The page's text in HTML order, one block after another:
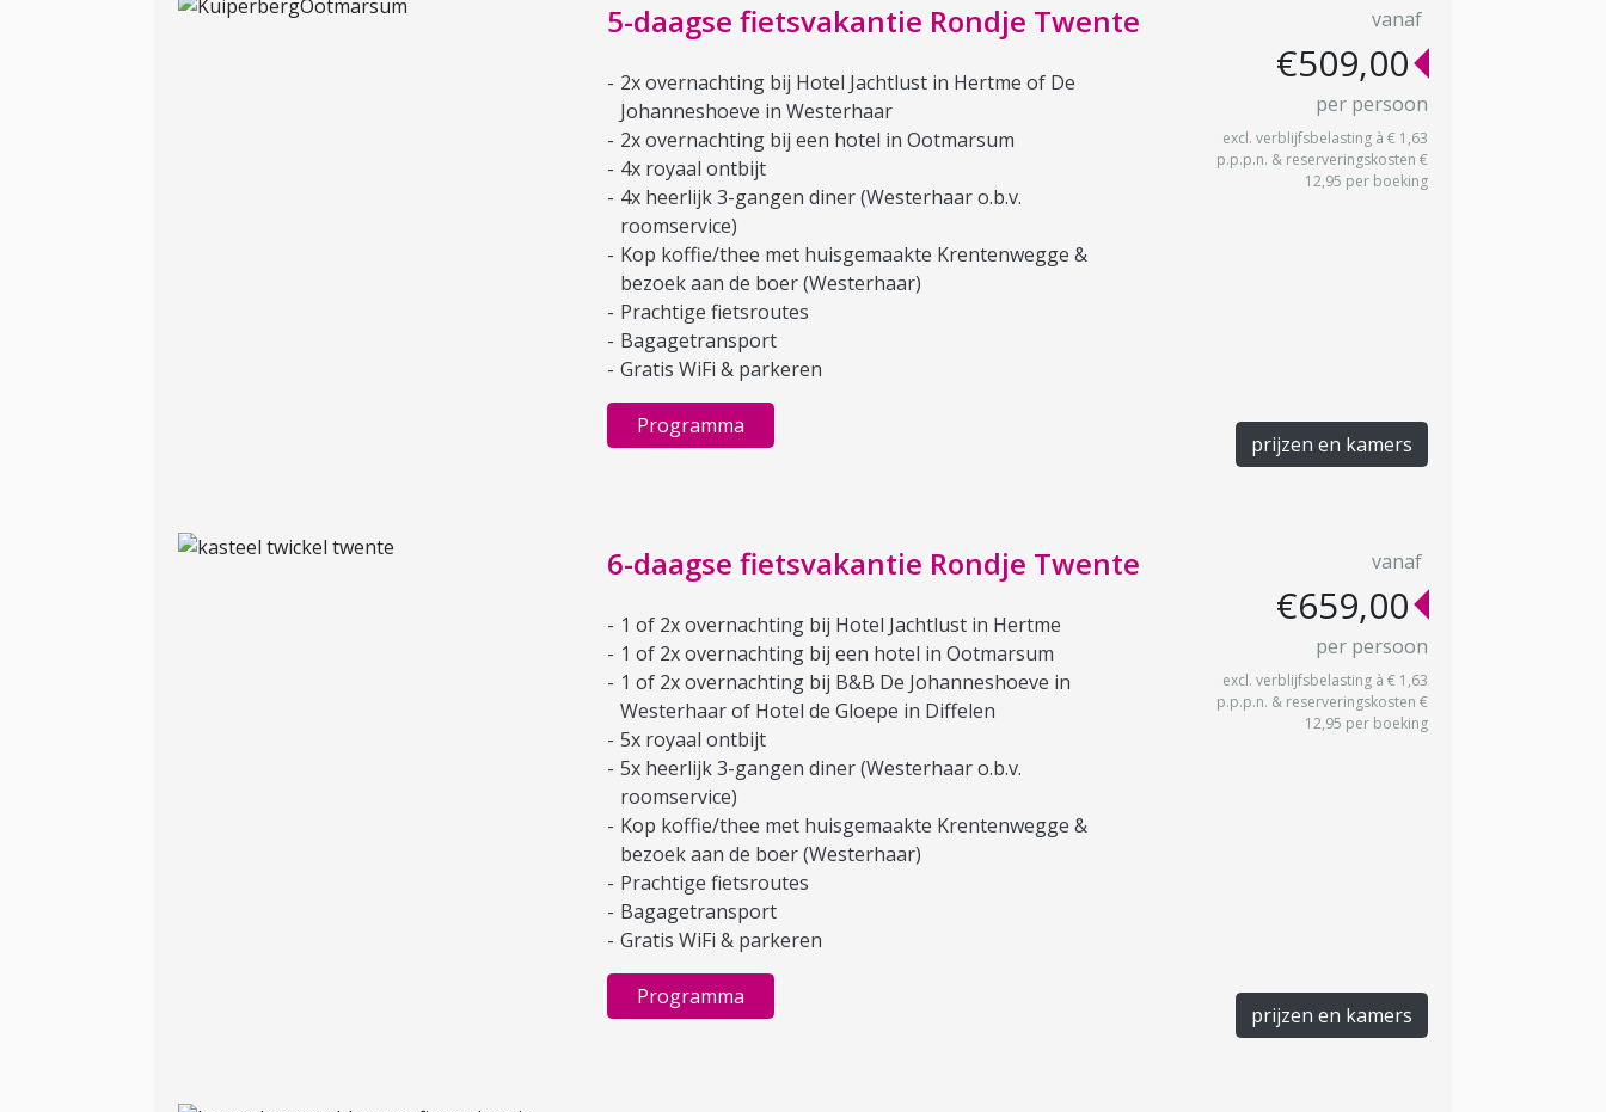
5-daagse fietsvakantie Rondje Twente
2x overnachting bij Hotel Jachtlust in Hertme of De
Johanneshoeve in Westerhaar
2x overnachting bij een hotel in Ootmarsum
4x royaal ontbijt
4x heerlijk 3-gangen diner (Westerhaar o.b.v.
roomservice)
Kop koffie/thee met huisgemaakte Krentenwegge &
bezoek aan de boer (Westerhaar)
Prachtige fietsroutes
Bagagetransport
Gratis WiFi & parkeren
Programma
vanaf
€509,00
per persoon
excl. verblijfsbelasting à € 1,63
p.p.p.n. & reserveringskosten €
12,95 per boeking
prijzen en kamers
6-daagse fietsvakantie Rondje Twente
1 of 2x overnachting bij Hotel Jachtlust in Hertme
1 of 2x overnachting bij een hotel in Ootmarsum
1 of 2x overnachting bij B&B De Johanneshoeve in
Westerhaar of Hotel de Gloepe in Diffelen
5x royaal ontbijt
5x heerlijk 3-gangen diner (Westerhaar o.b.v.
roomservice)
Kop koffie/thee met huisgemaakte Krentenwegge &
bezoek aan de boer (Westerhaar)
Prachtige fietsroutes
Bagagetransport
Gratis WiFi & parkeren
Programma
vanaf
€659,00
per persoon
excl. verblijfsbelasting à € 1,63
p.p.p.n. & reserveringskosten €
12,95 per boeking
prijzen en kamers